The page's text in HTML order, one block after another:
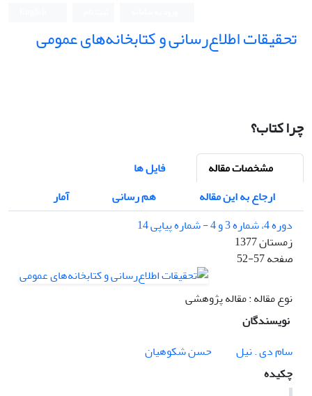
تحقیقات اطلاع‌رسانی و کتابخانه‌های عمومی
چرا کتاب؟
مشخصات مقاله
فایل ها
ارجاع به این مقاله
هم رسانی
آمار
دوره 4، شماره 3 و 4 - شماره پیاپی 14
زمستان 1377
صفحه52-57
نوع مقاله : مقاله پژوهشی
نویسندگان
سام دی . نیل
حسن شکوهیان
چکیده